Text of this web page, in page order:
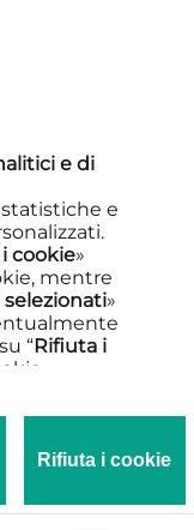
e di
e
cookie»
mentre
»
“Rifiuta i
parti che
sito.
e Cookie
Rifiuta i cookie
poetica di
con le
di